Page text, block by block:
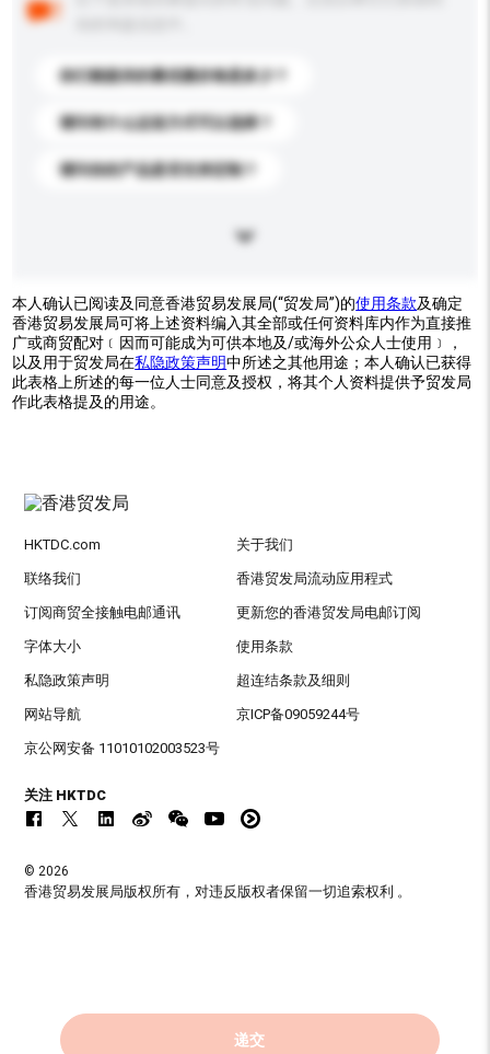
你们能提供的最优惠价格是多少？
请问有什么运送方式可以选择？
请问你的产品是否支持定制？
本人确认已阅读及同意香港贸易发展局(“贸发局”)的使用条款及确定
香港贸易发展局可将上述资料编入其全部或任何资料库内作为直接推
广或商贸配对﹝因而可能成为可供本地及/或海外公众人士使用﹞，
以及用于贸发局在私隐政策声明中所述之其他用途；本人确认已获得
此表格上所述的每一位人士同意及授权，将其个人资料提供予贸发局
作此表格提及的用途。
递交
HKTDC.com 关于我们
联络我们 香港贸发局流动应用程式
订阅商贸全接触电邮通讯 更新您的香港贸发局电邮订阅
字体大小 使用条款
私隐政策声明 超连结条款及细则
网站导航 京ICP备09059244号
京公网安备 11010102003523号
关注 HKTDC
© 2026
香港贸易发展局版权所有，对违反版权者保留一切追索权利 。